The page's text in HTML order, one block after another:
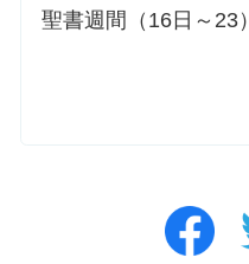
聖書週間（16日～23）